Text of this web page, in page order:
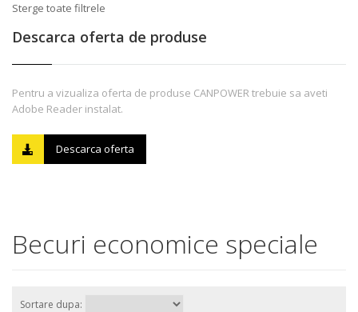
Sterge toate filtrele
Descarca oferta de produse
Pentru a vizualiza oferta de produse CANPOWER trebuie sa aveti
Adobe Reader instalat.
Descarca oferta
Becuri economice speciale
Sortare dupa: